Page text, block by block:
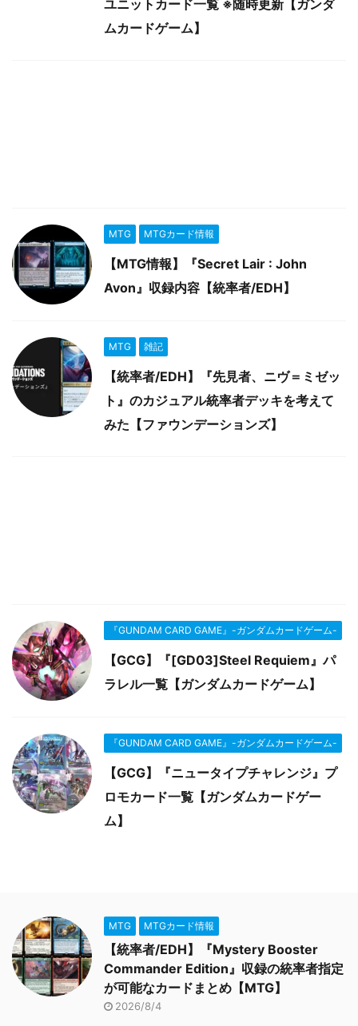
ユニットカード一覧 ※随時更新【ガンダ
ムカードゲーム】
MTG MTGカード情報
【MTG情報】『Secret Lair : John
Avon』収録内容【統率者/EDH】
MTG 雑記
【統率者/EDH】『先見者、ニヴ＝ミゼッ
ト』のカジュアル統率者デッキを考えて
みた【ファウンデーションズ】
『GUNDAM CARD GAME』-ガンダムカードゲーム-
【GCG】『[GD03]Steel Requiem』パ
ラレル一覧【ガンダムカードゲーム】
『GUNDAM CARD GAME』-ガンダムカードゲーム-
【GCG】『ニュータイプチャレンジ』プ
ロモカード一覧【ガンダムカードゲー
ム】
MTG MTGカード情報
【統率者/EDH】『Mystery Booster
Commander Edition』収録の統率者指定
が可能なカードまとめ【MTG】
2026/8/4